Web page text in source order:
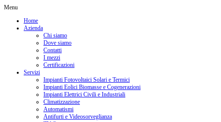
Menu
Home
Azienda
Chi siamo
Dove siamo
Contatti
I mezzi
Certificazioni
Servizi
Impianti Fotovoltaici Solari e Termici
Impianti Eolici Biomasse e Cogenerazioni
Impianti Elettrici Civili e Industriali
Climatizzazione
Automatismi
Antifurti e Videosorveglianza